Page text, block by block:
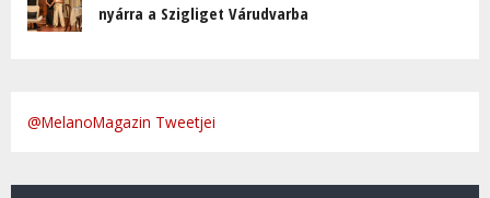
nyárra a Szigliget Várudvarba
@MelanoMagazin Tweetjei